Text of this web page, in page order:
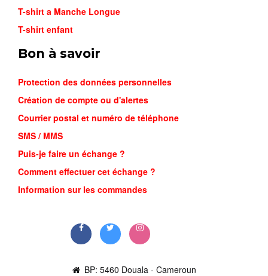
AIR MAX ...
23,000FCFA
T-shirt a Manche Longue
T-shirt enfant
Bon à savoir
Protection des données personnelles
Création de compte ou d'alertes
Courrier postal et numéro de téléphone
SMS / MMS
Puis-je faire un échange ?
Comment effectuer cet échange ?
Information sur les commandes
BP: 5460 Douala - Cameroun